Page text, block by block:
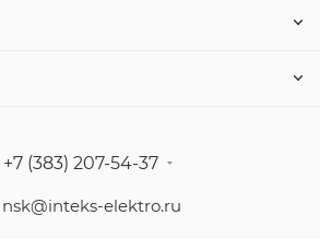
+7 (383) 207-54-37
nsk@inteks-elektro.ru